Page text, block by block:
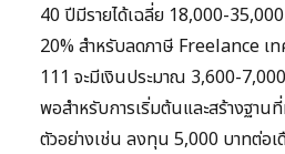
40 ปีมีรายได้เฉลี่ย 18,000-
20% สำหรับลดภาษี Freelance เ
111 จะมีเงินประมาณ 3,600-
พอสำหรับการเริ่มต้นและสร้างฐา
ตัวอย่างเช่น ลงทุน 5,000 บาทต่อ